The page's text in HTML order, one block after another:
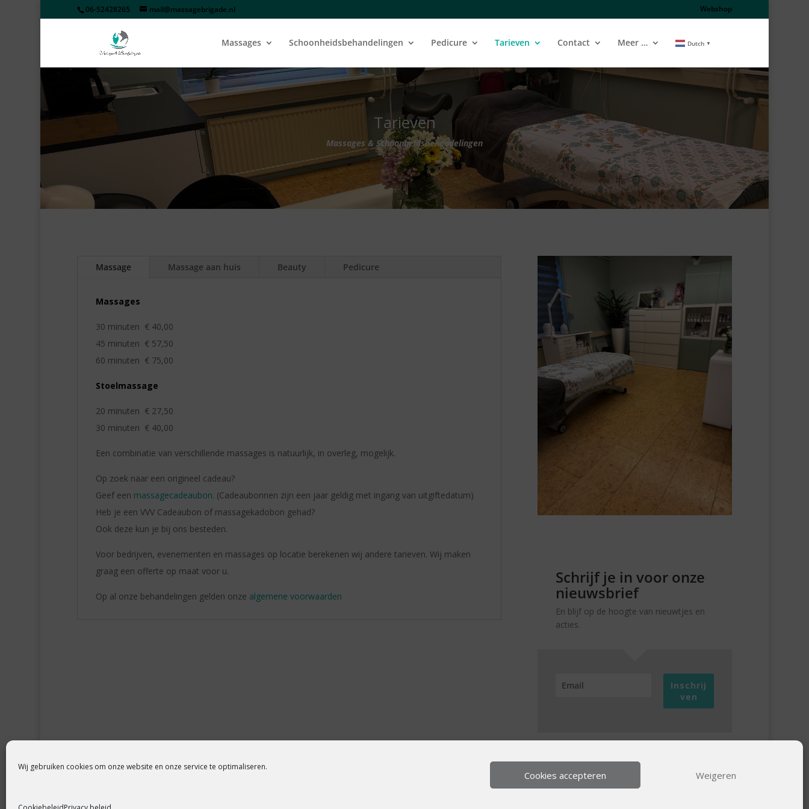
Wij gebruiken cookies om onze website en onze service te optimaliseren.
Cookies accepteren Weigeren
06-52428265 mail@massagebrigade.nl Webshop
Massages Schoonheidsbehandelingen Pedicure Tarieven Contact Meer … Dutch ▼
Tarieven
Massages & Schoonheidsbehandelingen
Massage Massage aan huis Beauty Pedicure
Massages
30 minuten € 40,00
45 minuten € 57,50
60 minuten € 75,00
Stoelmassage
20 minuten € 27,50
30 minuten € 40,00
Een combinatie van verschillende massages is natuurlijk, in overleg, mogelijk.
Op zoek naar een origineel cadeau?
Geef een massagecadeaubon. (Cadeaubonnen zijn een jaar geldig met ingang van uitgiftedatum)
Heb je een VVV Cadeaubon of massagekadobon gehad?
Ook deze kun je bij ons besteden.
Voor bedrijven, evenementen en massages op locatie berekenen wij andere tarieven. Wij maken
graag een offerte op maat voor u.
Op al onze behandelingen gelden onze algemene voorwaarden
Schrijf je in voor onze
nieuwsbrief
En blijf op de hoogte van nieuwtjes en
acties.
Inschrij
ven